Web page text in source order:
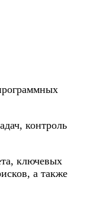
контроль
ключевых
а также